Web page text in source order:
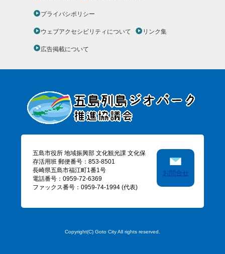
プライバシポリシー
ウェブアクセシビリティについて リンク集
広告掲載について
五島市役所 地域振興部 文化観光課 文化保
存活用班 郵便番号：853-8501
長崎県五島市福江町1番1号
電話番号：0959-72-6369
ファックス番号：0959-74-1994 (代表)
お問合せ
Copyright(C) Goto City All rights reserved.